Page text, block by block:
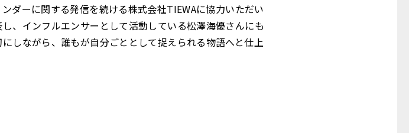
ダーに関する発信を続ける株式会社TIEWAに協力いただい
、インフルエンサーとして活動している松澤海優さんにも
しながら、誰もが自分ごととして捉えられる物語へと仕上